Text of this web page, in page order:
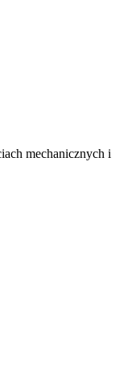
mechanicznych i